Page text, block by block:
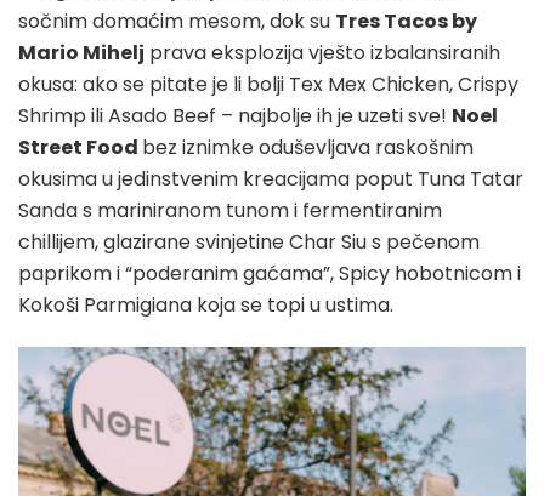
sočnim domaćim mesom, dok su Tres Tacos by
Mario Mihelj prava eksplozija vješto izbalansiranih
okusa: ako se pitate je li bolji Tex Mex Chicken, Crispy
Shrimp ili Asado Beef – najbolje ih je uzeti sve! Noel
Street Food bez iznimke oduševljava raskošnim
okusima u jedinstvenim kreacijama poput Tuna Tatar
Sanda s mariniranom tunom i fermentiranim
chillijem, glazirane svinjetine Char Siu s pečenom
paprikom i “poderanim gaćama”, Spicy hobotnicom i
Kokoši Parmigiana koja se topi u ustima.